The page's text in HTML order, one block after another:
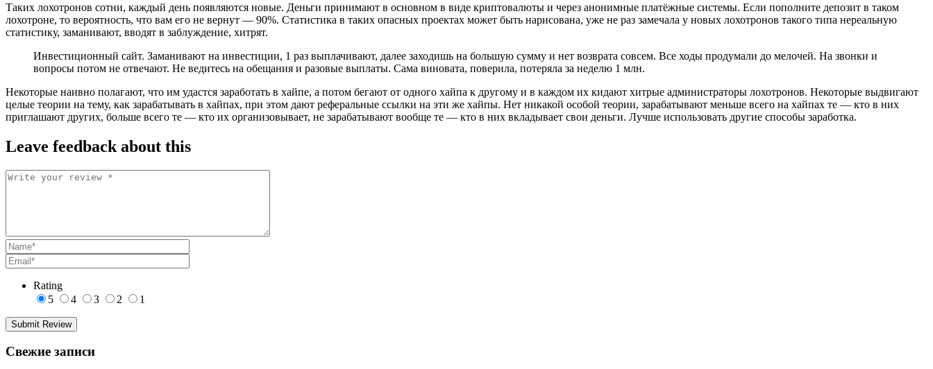
Таких лохотронов сотни, каждый день появляются новые. Деньги принимают в основном в виде криптовалюты и через анонимные платёжные системы. Если пополните депозит в таком
лохотроне, то вероятность, что вам его не вернут — 90%. Статистика в таких опасных проектах может быть нарисована, уже не раз замечала у новых лохотронов такого типа нереальную
статистику, заманивают, вводят в заблуждение, хитрят.
Инвестиционный сайт. Заманивают на инвестиции, 1 раз выплачивают, далее заходишь на большую сумму и нет возврата совсем. Все ходы продумали до мелочей. На звонки и
вопросы потом не отвечают. Не ведитесь на обещания и разовые выплаты. Сама виновата, поверила, потеряла за неделю 1 млн.
Некоторые наивно полагают, что им удастся заработать в хайпе, а потом бегают от одного хайпа к другому и в каждом их кидают хитрые администраторы лохотронов. Некоторые выдвигают
целые теории на тему, как зарабатывать в хайпах, при этом дают реферальные ссылки на эти же хайпы. Нет никакой особой теории, зарабатывают меньше всего на хайпах те — кто в них
приглашают других, больше всего те — кто их организовывает, не зарабатывают вообще те — кто в них вкладывает свои деньги. Лучше использовать другие способы заработка.
Leave feedback about this
Rating
5
4 3 2 1
Свежие записи